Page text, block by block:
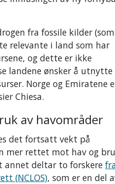
fra fossile kilder (som
relevante i land som har
og dette er ikke
landene ønsker å utnytte
Norge og Emiratene
Chiesa.
av havområder
det fortsatt vekt på
mer rettet mot hav og
annet deltar to forskere
(NCLOS), som er en del